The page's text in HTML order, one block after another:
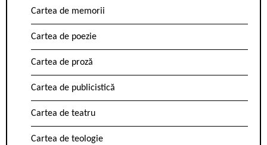
Cartea de memorii
Cartea de poezie
Cartea de proză
Cartea de publicistică
Cartea de teatru
Cartea de teologie